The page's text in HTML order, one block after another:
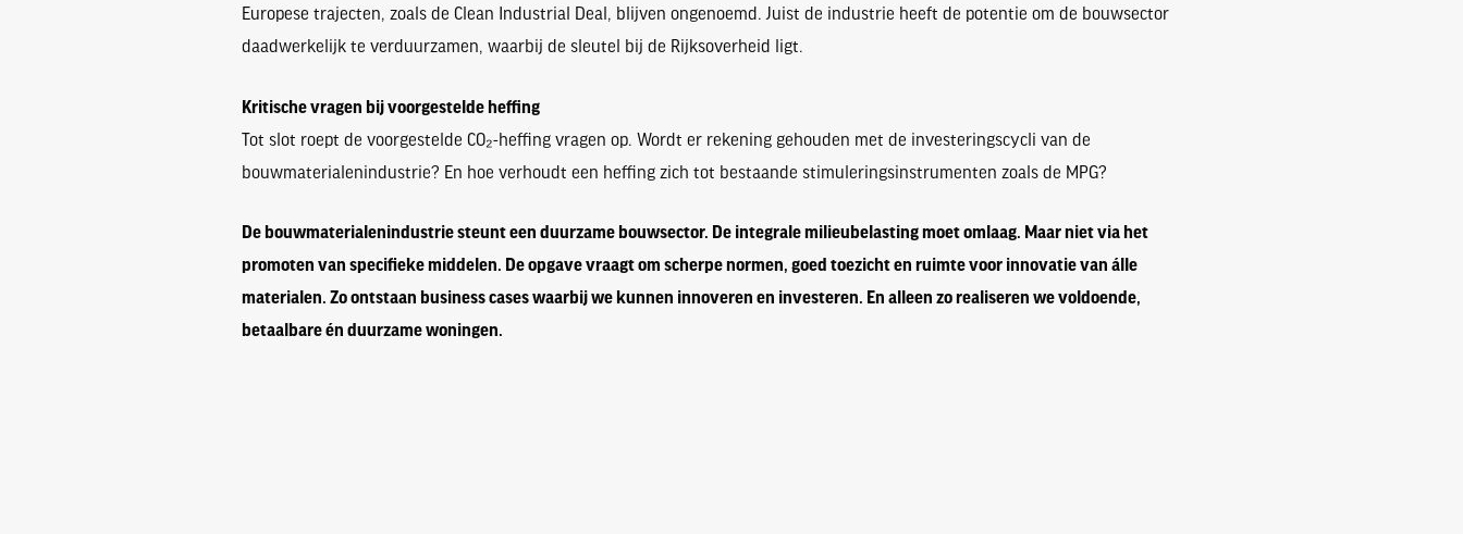
Europese trajecten, zoals de Clean Industrial Deal, blijven ongenoemd. Juist de industrie heeft de potentie om de bouwsector
daadwerkelijk te verduurzamen, waarbij de sleutel bij de Rijksoverheid ligt.
Kritische vragen bij voorgestelde heffing
Tot slot roept de voorgestelde CO₂-heffing vragen op. Wordt er rekening gehouden met de investeringscycli van de
bouwmaterialenindustrie? En hoe verhoudt een heffing zich tot bestaande stimuleringsinstrumenten zoals de MPG?
De bouwmaterialenindustrie steunt een duurzame bouwsector. De integrale milieubelasting moet omlaag. Maar niet via het
promoten van specifieke middelen. De opgave vraagt om scherpe normen, goed toezicht en ruimte voor innovatie van álle
materialen. Zo ontstaan business cases waarbij we kunnen innoveren en investeren. En alleen zo realiseren we voldoende,
betaalbare én duurzame woningen.